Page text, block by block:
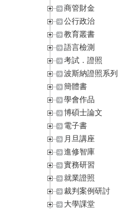
商管財金
公行政治
教育叢書
語言檢測
考試．證照
波斯納證照系列
簡體書
學會作品
博碩士論文
電子書
月旦講座
進修智庫
實務研習
就業證照
裁判案例研討
大學課堂